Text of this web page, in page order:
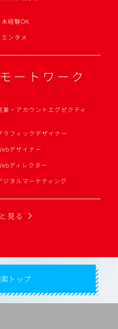
未経験OK
エンタメ
ートワーク
・アカウントエグゼクティ
フィックデザイナー
デザイナー
ディレクター
タルマーケティング
見る
トップ